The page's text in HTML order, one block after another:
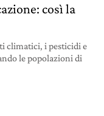
così la
climatici, i pesticidi e
le popolazioni di